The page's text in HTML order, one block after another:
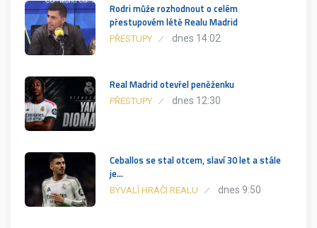
Rodri může rozhodnout o celém
přestupovém létě Realu Madrid
PŘESTUPY dnes 14:02
Real Madrid otevřel peněženku
PŘESTUPY dnes 12:30
Ceballos se stal otcem, slaví 30 let a stále
je…
BÝVALÍ HRÁČI REALU dnes 9:50